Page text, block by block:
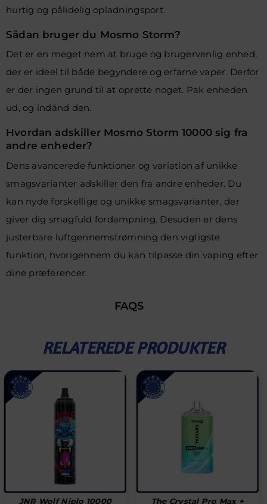
hurtig og pålidelig opladningsport.
Sådan bruger du Mosmo Storm?
Det er en meget nem at bruge og brugervenlig enhed,
der er ideel til både begyndere og erfarne vaper. Derfor
er der ingen grund til at oprette noget. Pak enheden
ud, og indånd den.
Hvordan adskiller Mosmo Storm 10000 sig fra
andre enheder?
Dens avancerede funktioner og variation af unikke
smagsvarianter adskiller den fra andre enheder. Du
kan nyde forskellige og unikke smagsvarianter, der
giver dig smagfuld fordampning. Desuden er dens
justerbare luftgennemstrømning den vigtigste
funktion, hvorigennem du kan tilpasse din vaping efter
dine præferencer.
FAQS
RELATEREDE PRODUKTER
The Crystal Pro Max +
JNR Alien 10000 (æske